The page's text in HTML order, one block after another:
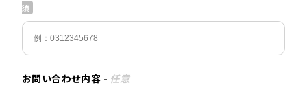
お問い合わせ内容 - 任意